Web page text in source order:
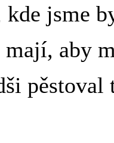
jsme
mají, aby
pěstoval